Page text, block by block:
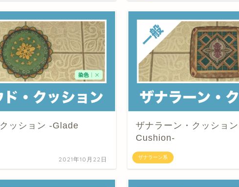
ッション -Glade
2021年10月22日 ザナラーン系
ザナラーン・クッショ
Cushion-